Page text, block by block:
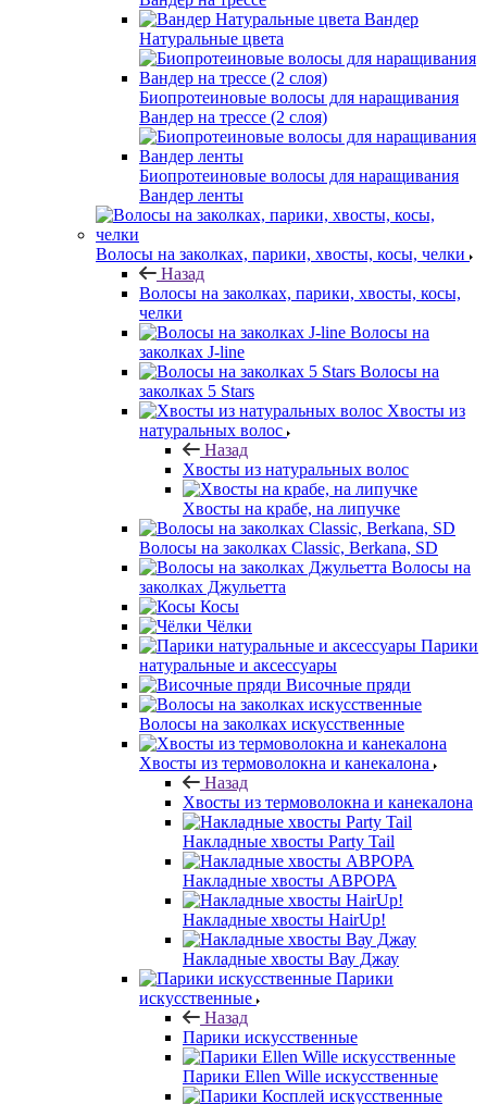
Вандер
Натуральные цвета
Биопротеиновые волосы для наращивания
Вандер на трессе (2 слоя)
Биопротеиновые волосы для наращивания
Вандер ленты
Волосы на заколках, парики, хвосты, косы, челки
Назад
Волосы на заколках, парики, хвосты, косы,
челки
Волосы на
заколках J-line
Волосы на
заколках 5 Stars
Хвосты из
натуральных волос
Назад
Хвосты из натуральных волос
Хвосты на крабе, на липучке
Волосы на заколках Classic, Berkana, SD
Волосы на
заколках Джульетта
Косы
Чёлки
Парики
натуральные и аксессуары
Височные пряди
Волосы на заколках искусственные
Хвосты из термоволокна и канекалона
Назад
Хвосты из термоволокна и канекалона
Накладные хвосты Party Tail
Накладные хвосты АВРОРА
Накладные хвосты HairUp!
Накладные хвосты Вау Джау
Парики
искусственные
Назад
Парики искусственные
Парики Ellen Wille искусственные